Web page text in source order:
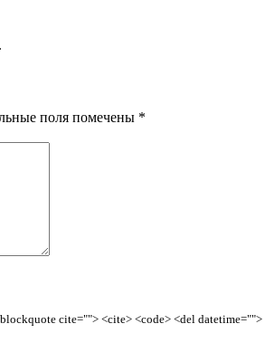
поля помечены *
cite=""> <cite> <code> <del datetime="">